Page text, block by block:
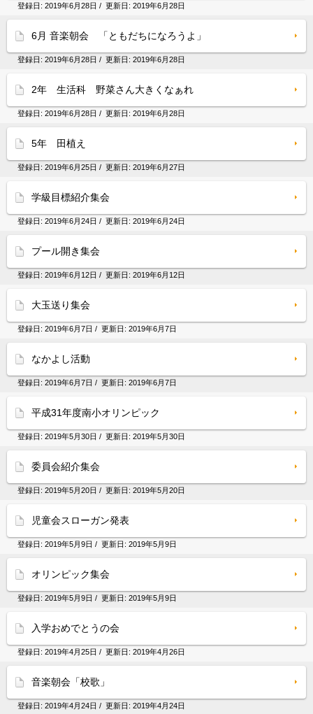
登録日: 2019年6月28日 / 更新日: 2019年6月28日
6月 音楽朝会 「ともだちになろうよ」
登録日: 2019年6月28日 / 更新日: 2019年6月28日
2年 生活科 野菜さん大きくなぁれ
登録日: 2019年6月28日 / 更新日: 2019年6月28日
5年 田植え
登録日: 2019年6月25日 / 更新日: 2019年6月27日
学級目標紹介集会
登録日: 2019年6月24日 / 更新日: 2019年6月24日
プール開き集会
登録日: 2019年6月12日 / 更新日: 2019年6月12日
大玉送り集会
登録日: 2019年6月7日 / 更新日: 2019年6月7日
なかよし活動
登録日: 2019年6月7日 / 更新日: 2019年6月7日
平成31年度南小オリンピック
登録日: 2019年5月30日 / 更新日: 2019年5月30日
委員会紹介集会
登録日: 2019年5月20日 / 更新日: 2019年5月20日
児童会スローガン発表
登録日: 2019年5月9日 / 更新日: 2019年5月9日
オリンピック集会
登録日: 2019年5月9日 / 更新日: 2019年5月9日
入学おめでとうの会
登録日: 2019年4月25日 / 更新日: 2019年4月26日
音楽朝会「校歌」
登録日: 2019年4月24日 / 更新日: 2019年4月24日